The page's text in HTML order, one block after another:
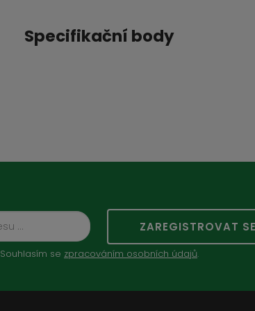
Specifikační body
ZAREGISTROVAT
Souhlasím se zpracováním osobních údajů.